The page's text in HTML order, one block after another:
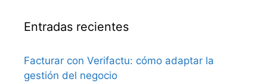
Entradas recientes
Facturar con Verifactu: cómo adaptar la
gestión del negocio